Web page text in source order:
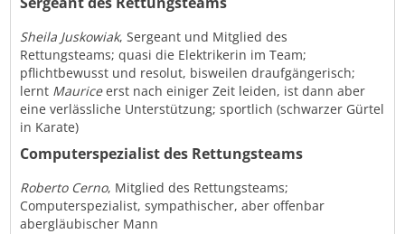
Sheila Juskowiak, Sergeant und Mitglied des
Rettungsteams; quasi die Elektrikerin im Team;
pflichtbewusst und resolut, bisweilen draufgängerisch;
lernt Mauriceerst nach einiger Zeit leiden, ist dann aber
eine verlässliche Unterstützung; sportlich (schwarzer Gürtel
in Karate)
Computerspezialist des Rettungsteams
Roberto Cerno, Mitglied des Rettungsteams;
Computerspezialist, sympathischer, aber offenbar
abergläubischer Mann